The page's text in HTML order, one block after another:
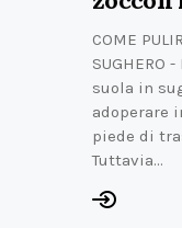
COME
suola in
adoperare
piede di
Tuttavia…